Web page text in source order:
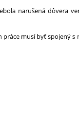
narušená dôvera
musí byť spojený s